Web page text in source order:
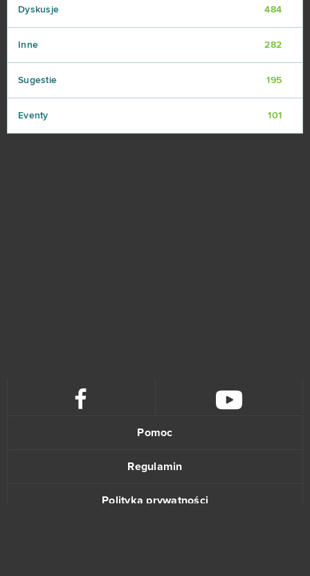
Dyskusje 484
Inne 282
Sugestie 195
Eventy 101
Pomoc
Regulamin
Polityka prywatności